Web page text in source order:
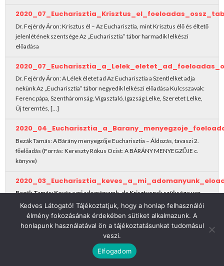
Dr. Fejérdy Áron: Krisztus él – Az Eucharisztia, mint Krisztus élő és éltető
jelenlétének szentsége Az „Eucharisztia” tábor harmadik lelkészi
előadása
Dr. Fejérdy Áron: A Lélek életet ad Az Eucharisztia a Szentlelket adja
nekünk Az „Eucharisztia” tábor negyedik lelkészi előadása Kulcsszavak:
Ferenc pápa, Szentháromság, Vigasztaló, Igazság Lelke, Szeretet Lelke,
Új teremtés, […]
Bezák Tamás: A Bárány menyegzője Eucharisztia – Áldozás, tavaszi 2.
főelőadás (Forrás: Kereszty Rókus Ocist: A BÁRÁNY MENYEGZŐJE c.
könyve)
Bezák Tamás:Kevés a mi adományunk, de Krisztusnak szüksége van
erre a kevésre!
Eucharisztia, oltár, adomány, áldozat, élet, étel, kenyér, bor,felajánlás,
ajándék, ima, a kenyér megtörése, áldozás, mise
Mindenünk, amink van, Istené… Visszaadhatunk valamit? – főelőadás
Kedves Látogató! Tájékoztatjuk, hogy a honlap felhasználói
élmény fokozásának érdekében sütiket alkalmazunk. A
honlapunk használatával ön a tájékoztatásunkat tudomásul
veszi.
Elfogadom